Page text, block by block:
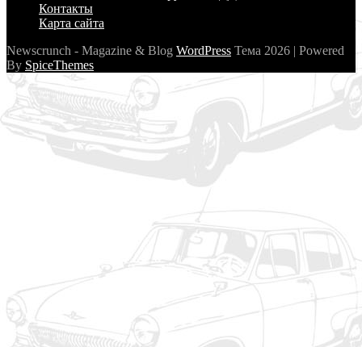
Контакты
Карта сайта
Newscrunch - Magazine & Blog WordPress Тема 2026 | Powered
By SpiceThemes